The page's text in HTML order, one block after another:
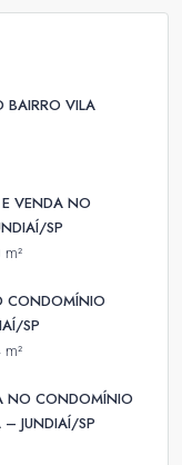
BAIRRO VILA
VENDA NO
SP
m²
CONDOMÍNIO
SP
m²
NO CONDOMÍNIO
– JUNDIAÍ/SP